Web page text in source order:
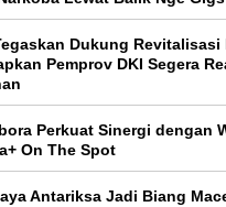
Dukung Revitalisasi
Pemprov DKI Segera
Perkuat Sinergi dengan
On The Spot
Antariksa Jadi Biang